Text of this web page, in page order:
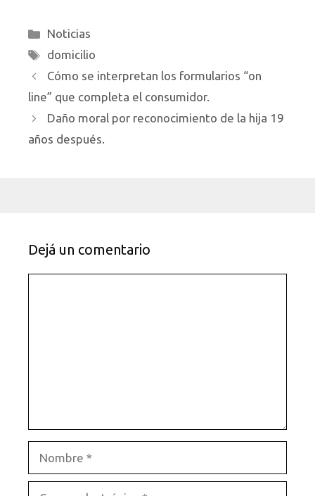
Categorías
Noticias
Etiquetas
domicilio
Cómo se interpretan los formularios “on
line” que completa el consumidor.
Daño moral por reconocimiento de la hija 19
años después.
Dejá un comentario